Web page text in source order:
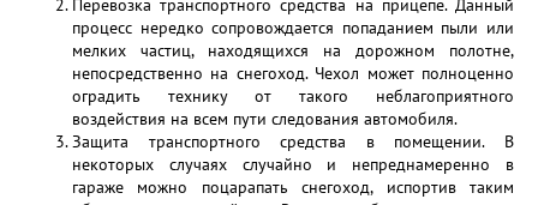
Перевозка транспортного средства на прицепе. Данный
процесс нередко сопровождается попаданием пыли или
мелких частиц, находящихся на дорожном полотне,
непосредственно на снегоход. Чехол может полноценно
оградить технику от такого неблагоприятного
воздействия на всем пути следования автомобиля.
Защита транспортного средства в помещении. В
некоторых случаях случайно и непреднамеренно в
гараже можно поцарапать снегоход, испортив таким